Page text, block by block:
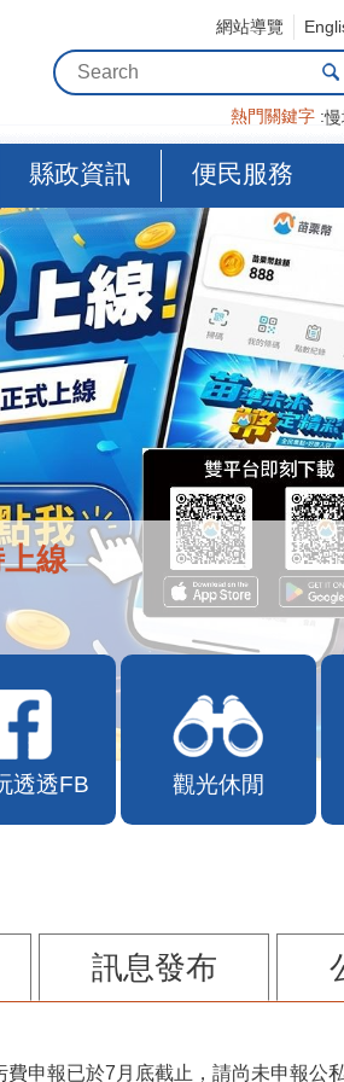
網站導覽
熱門關鍵字
縣政資訊 便民服務
線
透透FB 觀光休閒
訊息發布